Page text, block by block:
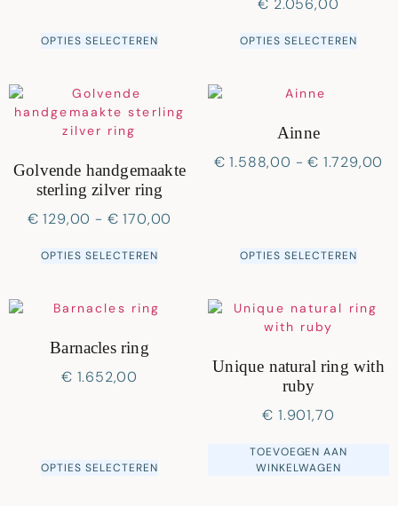
OPTIES SELECTEREN
€ 2.056,00
OPTIES SELECTEREN
Golvende handgemaakte
sterling zilver ring
€ 129,00 - € 170,00
OPTIES SELECTEREN
Ainne
€ 1.588,00 - € 1.729,00
OPTIES SELECTEREN
Barnacles ring
€ 1.652,00
OPTIES SELECTEREN
Unique natural ring with
ruby
€ 1.901,70
TOEVOEGEN AAN
WINKELWAGEN